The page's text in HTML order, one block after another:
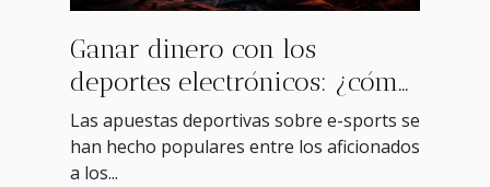
Ganar dinero con los
deportes electrónicos: ¿cómo
hacerlo?
Las apuestas deportivas sobre e-sports se
han hecho populares entre los aficionados
a los...